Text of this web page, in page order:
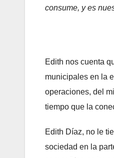
consume, y es
Edith nos cuenta
municipales en la
operaciones, del
tiempo que la
Edith Díaz, no le
sociedad en la